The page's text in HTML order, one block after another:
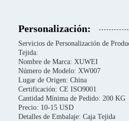
Personalización:
Servicios de Personalización de
Tejida:
Nombre de Marca: XUWEI
Número de Modelo: XW007
Lugar de Origen: China
Certificación: CE ISO9001
Cantidad Mínima de Pedido: 200 KG
Precio: 10-15 USD
Detalles de Embalaje: Caja Tejida